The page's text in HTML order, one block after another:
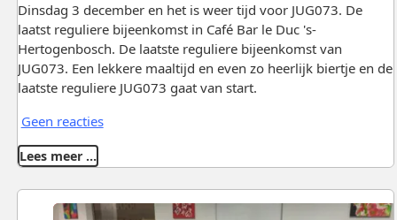
Dinsdag 3 december en het is weer tijd voor JUG073. De
laatst reguliere bijeenkomst in Café Bar le Duc 's-
Hertogenbosch. De laatste reguliere bijeenkomst van
JUG073. Een lekkere maaltijd en even zo heerlijk biertje en de
laatste reguliere JUG073 gaat van start.
Geen reacties
Lees meer …